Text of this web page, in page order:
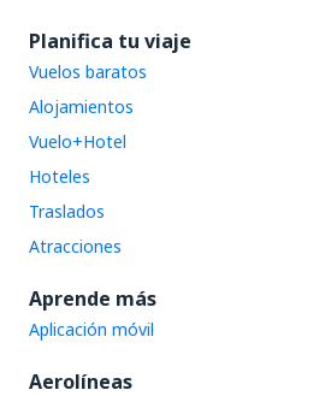
Planifica tu viaje
Vuelos baratos
Alojamientos
Vuelo+Hotel
Hoteles
Traslados
Atracciones
Aprende más
Aplicación móvil
Aerolíneas